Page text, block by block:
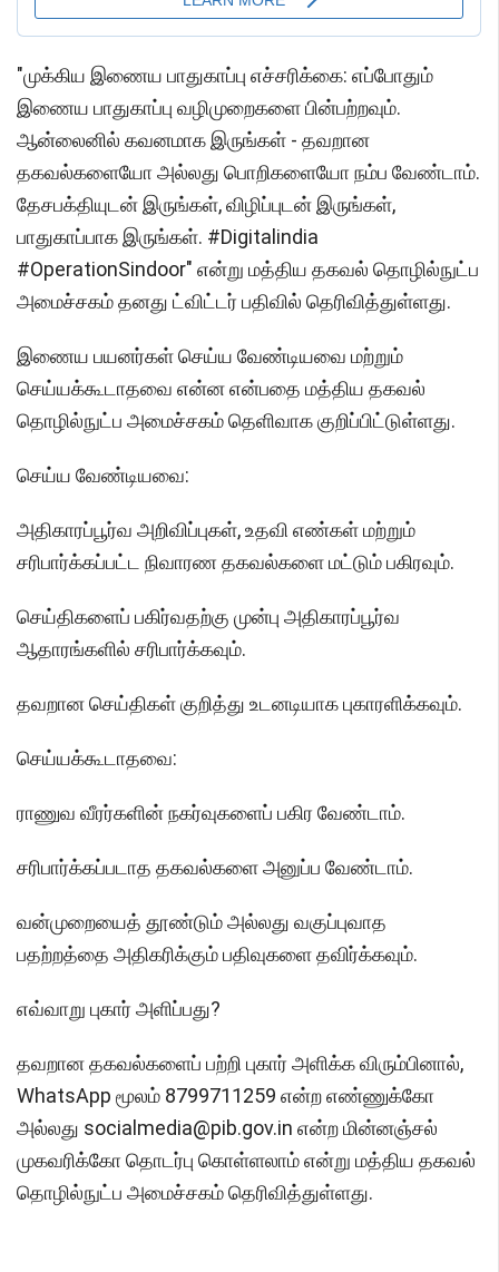
"முக்கிய இணைய பாதுகாப்பு எச்சரிக்கை: எப்போதும்
இணைய பாதுகாப்பு வழிமுறைகளை பின்பற்றவும்.
ஆன்லைனில் கவனமாக இருங்கள் - தவறான
தகவல்களையோ அல்லது பொறிகளையோ நம்ப வேண்டாம்.
தேசபக்தியுடன் இருங்கள், விழிப்புடன் இருங்கள்,
பாதுகாப்பாக இருங்கள். #Digitalindia
#OperationSindoor" என்று மத்திய தகவல் தொழில்நுட்ப
அமைச்சகம் தனது ட்விட்டர் பதிவில் தெரிவித்துள்ளது.
இணைய பயனர்கள் செய்ய வேண்டியவை மற்றும்
செய்யக்கூடாதவை என்ன என்பதை மத்திய தகவல்
தொழில்நுட்ப அமைச்சகம் தெளிவாக குறிப்பிட்டுள்ளது.
செய்ய வேண்டியவை:
அதிகாரப்பூர்வ அறிவிப்புகள், உதவி எண்கள் மற்றும்
சரிபார்க்கப்பட்ட நிவாரண தகவல்களை மட்டும் பகிரவும்.
செய்திகளைப் பகிர்வதற்கு முன்பு அதிகாரப்பூர்வ
ஆதாரங்களில் சரிபார்க்கவும்.
தவறான செய்திகள் குறித்து உடனடியாக புகாரளிக்கவும்.
செய்யக்கூடாதவை:
ராணுவ வீரர்களின் நகர்வுகளைப் பகிர வேண்டாம்.
சரிபார்க்கப்படாத தகவல்களை அனுப்ப வேண்டாம்.
வன்முறையைத் தூண்டும் அல்லது வகுப்புவாத
பதற்றத்தை அதிகரிக்கும் பதிவுகளை தவிர்க்கவும்.
எவ்வாறு புகார் அளிப்பது?
தவறான தகவல்களைப் பற்றி புகார் அளிக்க விரும்பினால்,
WhatsApp மூலம் 8799711259 என்ற எண்ணுக்கோ
அல்லது socialmedia@pib.gov.in என்ற மின்னஞ்சல்
முகவரிக்கோ தொடர்பு கொள்ளலாம் என்று மத்திய தகவல்
தொழில்நுட்ப அமைச்சகம் தெரிவித்துள்ளது.